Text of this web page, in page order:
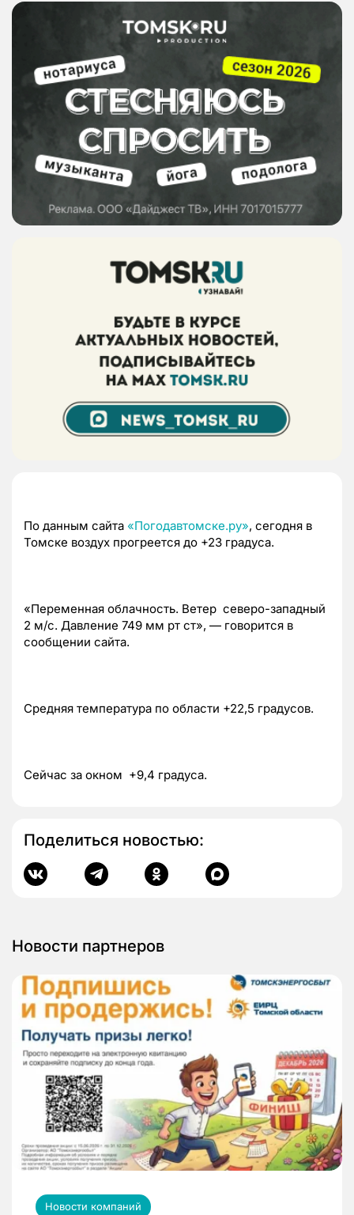
По данным сайта «Погодавтомске.ру», сегодня в
Томске воздух прогреется до +23 градуса.
«Переменная облачность. Ветер северо-западный
2 м/с. Давление 749 мм рт ст», — говорится в
сообщении сайта.
Средняя температура по области +22,5 градусов.
Сейчас за окном +9,4 градуса.
Поделиться новостью:
Новости партнеров
Новости компаний